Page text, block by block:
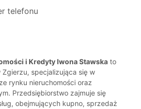
telefonu
i Kredyty Iwona Stawska to
specjalizująca się w
rynku nieruchomości oraz
Przedsiębiorstwo zajmuje się
obejmujących kupno, sprzedaż